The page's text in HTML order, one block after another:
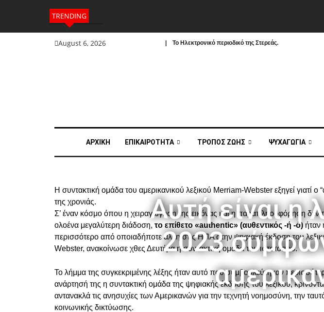
TRENDING
August 6, 2026 | To Ηλεκτρονικό περιοδικό της Στερεάς.
ΑΡΧΙΚΗ ΕΠΙΚΑΙΡΟΤΗΤΑ ΤΡΟΠΟΣ ΖΩΗΣ ΨΥΧΑΓΩΓΙΑ
Αυτή είναι η
2023
Η συντακτική ομάδα του αμερικανικού λεξικού Merriam-Webster εξηγεί γιατί ο
της χρονιάς.
Σ’ έναν κόσμο όπου η χειραγώγηση της εικόνας και η παραπληροφόρηση δεν
ολοένα μεγαλύτερη διάδοση, το επίθετο «authentic» (αυθεντικός -ή -ό)ήταν
περισσότερο από οποιαδήποτε άλλη στις ΗΠΑ στην ψηφιακή έκδοση του
Webster, ανακοίνωσε χθες Δευτέρα η συντακτική ομάδα του ιστοτόπου.
Το λήμμα της συγκεκριμένης λέξης ήταν αυτό που συμβουλεύτηκαν
ανάρτησή της η συντακτική ομάδα της ψηφιακής έκδοσης του λεξικού,
αντανακλά τις ανησυχίες των Αμερικανών για την τεχνητή νοημοσύνη, την
κοινωνικής δικτύωσης.